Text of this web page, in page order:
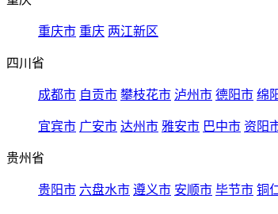
重庆市 重庆 两江新区
四川省
成都市 自贡市 攀枝花市 泸州市 德阳市 绵
宜宾市 广安市 达州市 雅安市 巴中市 资阳
贵州省
贵阳市 六盘水市 遵义市 安顺市 毕节市 铜